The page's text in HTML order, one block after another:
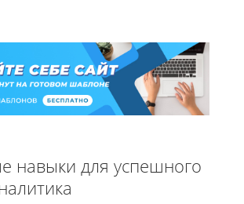
навыки для успешного